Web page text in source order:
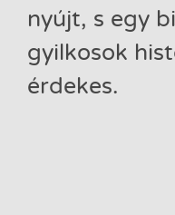
nyújt, s egy
gyilkosok
érdekes.